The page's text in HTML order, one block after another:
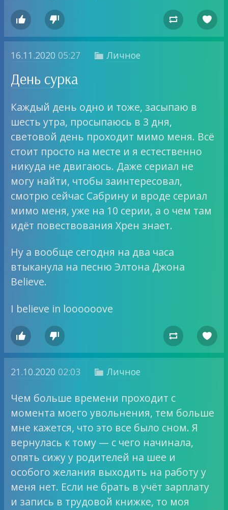
   
16.11.2020 05:27  Личное
День сурка
Каждый день одно и тоже, засыпаю в
шесть утра, просыпаюсь в 3 дня,
световой день проходит мимо меня. Всё
стоит просто на месте и я естественно
никуда не двигаюсь. Даже сериал не
могу найти, чтобы заинтересовал,
смотрю сейчас Сабрину и вроде сериал
мимо меня, уже на 10 серии, а о чем там
идёт повествования Хрен знает.
Ну а вообще сегодня на два часа
втыканула на песню Элтона Джона
Believe.
I believe in loooooove
   
21.10.2020 02:03  Личное
Чем больше времени проходит с
момента моего увольнения, тем больше
мне кажется, что это все было сном. Я
вернулась к тому — с чего начинала,
опять сижу у родителей на шее и
особого желания выходить на работу у
меня нет. Если не брать в учёт зарплату
и запись в трудовой книжке, то моя